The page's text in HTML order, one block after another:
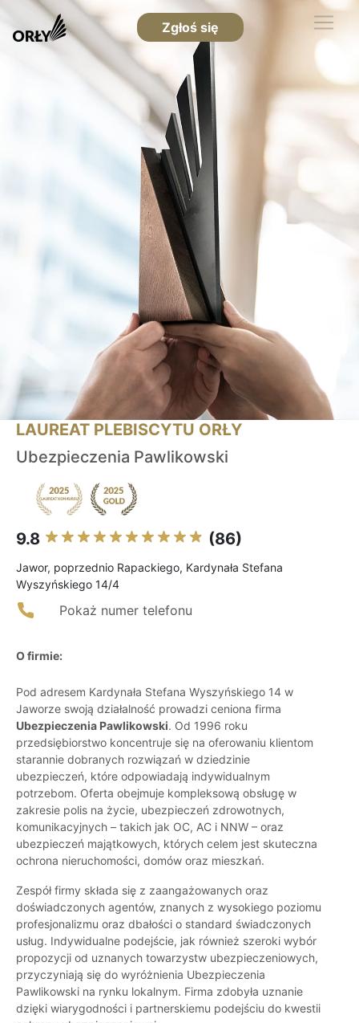
Zgłoś się
LAUREAT PLEBISCYTU ORŁY
Ubezpieczenia Pawlikowski
9.8 (86)
Jawor, poprzednio Rapackiego, Kardynała Stefana
Wyszyńskiego 14/4
Pokaż numer telefonu
O firmie:
Pod adresem Kardynała Stefana Wyszyńskiego 14 w
Jaworze swoją działalność prowadzi ceniona firma
Ubezpieczenia Pawlikowski. Od 1996 roku
przedsiębiorstwo koncentruje się na oferowaniu klientom
starannie dobranych rozwiązań w dziedzinie
ubezpieczeń, które odpowiadają indywidualnym
potrzebom. Oferta obejmuje kompleksową obsługę w
zakresie polis na życie, ubezpieczeń zdrowotnych,
komunikacyjnych – takich jak OC, AC i NNW – oraz
ubezpieczeń majątkowych, których celem jest skuteczna
ochrona nieruchomości, domów oraz mieszkań.
Zespół firmy składa się z zaangażowanych oraz
doświadczonych agentów, znanych z wysokiego poziomu
profesjonalizmu oraz dbałości o standard świadczonych
usług. Indywidualne podejście, jak również szeroki wybór
propozycji od uznanych towarzystw ubezpieczeniowych,
przyczyniają się do wyróżnienia Ubezpieczenia
Pawlikowski na rynku lokalnym. Firma zdobyła uznanie
dzięki wiarygodności i partnerskiemu podejściu do kwestii